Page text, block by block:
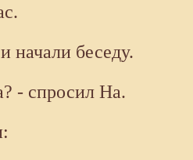
начали беседу.
- спросил На.